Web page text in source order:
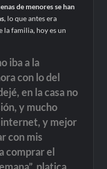
de menores se han
, lo que antes era
la familia, hoy es un
iba a la
con lo del
en la casa no
y mucho
y mejor
con mis
comprar el
platica